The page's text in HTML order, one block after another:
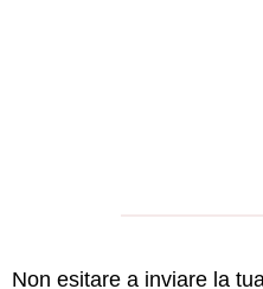
Non esitare a inviare la